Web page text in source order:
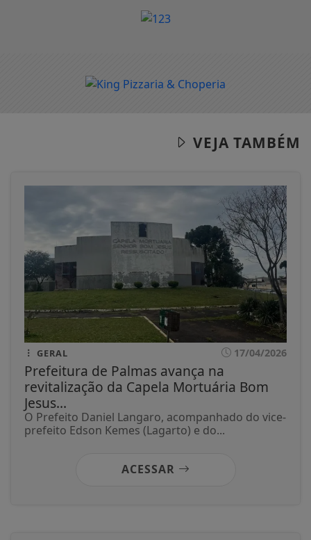
VEJA TAMBÉM
GERAL 17/04/2026
Prefeitura de Palmas avança na
revitalização da Capela Mortuária Bom
Jesus...
O Prefeito Daniel Langaro, acompanhado do vice-
prefeito Edson Kemes (Lagarto) e do...
ACESSAR